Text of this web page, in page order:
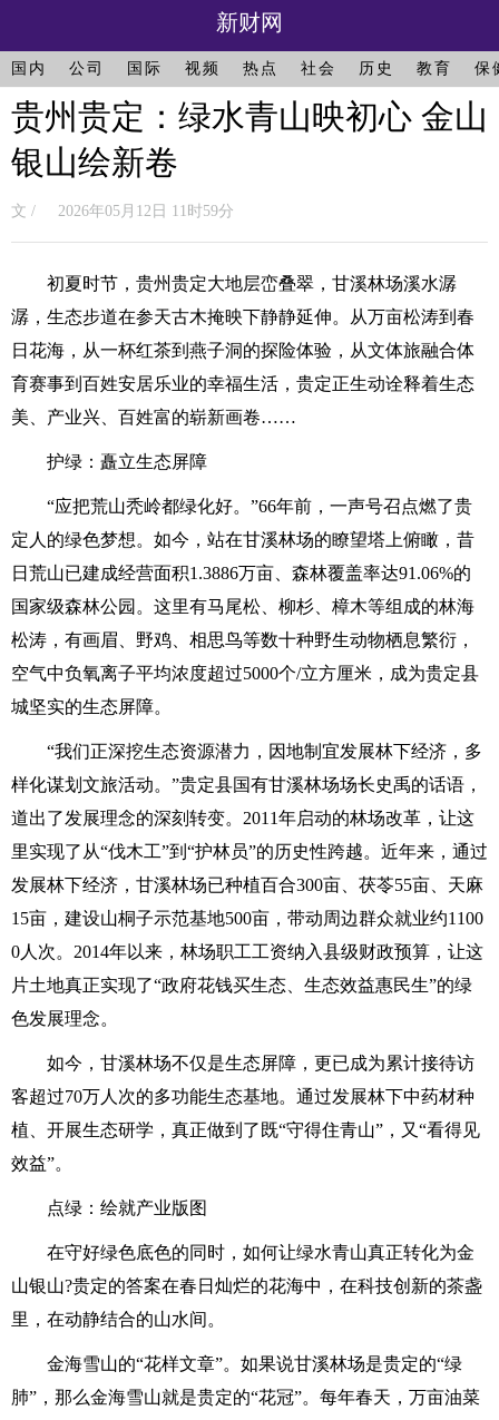
新财网
国内 公司 国际 视频 热点 社会 历史 教育 保
贵州贵定：绿水青山映初心 金山
银山绘新卷
文 / 2026年05月12日 11时59分
初夏时节，贵州贵定大地层峦叠翠，甘溪林场溪水潺
潺，生态步道在参天古木掩映下静静延伸。从万亩松涛到春
日花海，从一杯红茶到燕子洞的探险体验，从文体旅融合体
育赛事到百姓安居乐业的幸福生活，贵定正生动诠释着生态
美、产业兴、百姓富的崭新画卷……
护绿：矗立生态屏障
“应把荒山秃岭都绿化好。”66年前，一声号召点燃了贵
定人的绿色梦想。如今，站在甘溪林场的瞭望塔上俯瞰，昔
日荒山已建成经营面积1.3886万亩、森林覆盖率达91.06%的
国家级森林公园。这里有马尾松、柳杉、樟木等组成的林海
松涛，有画眉、野鸡、相思鸟等数十种野生动物栖息繁衍，
空气中负氧离子平均浓度超过5000个/立方厘米，成为贵定县
城坚实的生态屏障。
“我们正深挖生态资源潜力，因地制宜发展林下经济，多
样化谋划文旅活动。”贵定县国有甘溪林场场长史禹的话语，
道出了发展理念的深刻转变。2011年启动的林场改革，让这
里实现了从“伐木工”到“护林员”的历史性跨越。近年来，通过
发展林下经济，甘溪林场已种植百合300亩、茯苓55亩、天麻
15亩，建设山桐子示范基地500亩，带动周边群众就业约1100
0人次。2014年以来，林场职工工资纳入县级财政预算，让这
片土地真正实现了“政府花钱买生态、生态效益惠民生”的绿
色发展理念。
如今，甘溪林场不仅是生态屏障，更已成为累计接待访
客超过70万人次的多功能生态基地。通过发展林下中药材种
植、开展生态研学，真正做到了既“守得住青山”，又“看得见
效益”。
点绿：绘就产业版图
在守好绿色底色的同时，如何让绿水青山真正转化为金
山银山?贵定的答案在春日灿烂的花海中，在科技创新的茶盏
里，在动静结合的山水间。
金海雪山的“花样文章”。如果说甘溪林场是贵定的“绿
肺”，那么金海雪山就是贵定的“花冠”。每年春天，万亩油菜